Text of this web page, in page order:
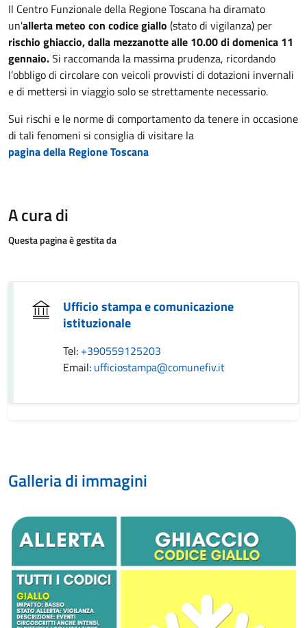
Il Centro Funzionale della Regione Toscana ha diramato
un'allerta meteo con codice giallo (stato di vigilanza) per
rischio ghiaccio,dalla mezzanotte alle 10.00 di domenica 11
gennaio.Si raccomanda la massima prudenza, ricordando
l’obbligo di circolare con veicoli provvisti di dotazioni invernali
e di mettersi in viaggio solo se strettamente necessario.
Sui rischi e le norme di comportamento da tenere in occasione
di tali fenomeni si consiglia di visitare la
pagina della Regione Toscana
A cura di
Questa pagina è gestita da
Ufficio stampa e comunicazione
istituzionale
Tel: +390559125203
Email: ufficiostampa@comunefiv.it
Galleria di immagini